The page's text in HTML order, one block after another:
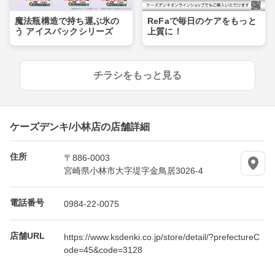
魔法瓶構造で持ち運ぶ氷の
う アイスパックシリーズ
ReFaで毎日のケアをもっと
上質に！
チラシをもっと見る
ケーズデンキ/小林店の店舗詳細
住所
〒886-0003
宮崎県小林市大字堤字金鳥居3026-4
電話番号 0984-22-0075
店舗URL
https://www.ksdenki.co.jp/store/detail/?prefectureC
ode=45&code=3128